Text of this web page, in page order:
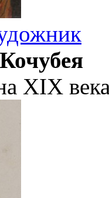
XIX